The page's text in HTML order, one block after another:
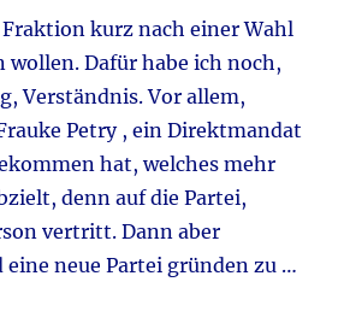
kurz nach einer Wahl
Dafür habe ich noch,
Verständnis. Vor allem,
Petry , ein Direktmandat
hat, welches mehr
denn auf die Partei,
vertritt. Dann aber
neue Partei gründen zu …
Kultur“